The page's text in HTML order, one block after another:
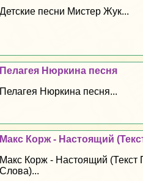
Детские песни Мистер Жук...
Пелагея Нюркина песня
Пелагея Нюркина песня...
Макс Корж - Настоящий
Макс Корж - Настоящий (Текст
Слова)...